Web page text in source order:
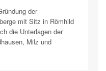
der
mit Sitz in Römhild
die Unterlagen der
Milz und